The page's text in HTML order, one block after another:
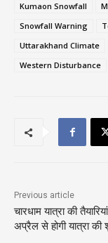
Kumaon Snowfall
Snowfall Warning
Uttarakhand Climate
Western Disturbance
Previous article
चारधाम यात्रा की
अप्रैल से होगी यात्रा